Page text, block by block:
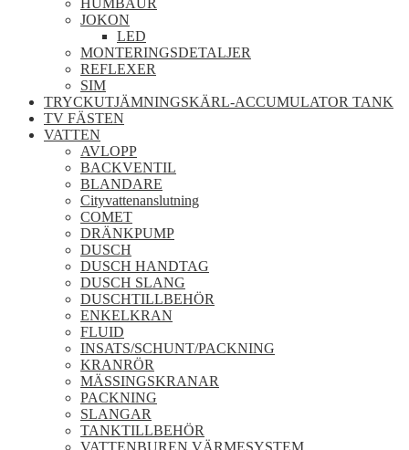
JOKON
LED
MONTERINGSDETALJER
REFLEXER
SIM
TRYCKUTJÄMNINGSKÄRL-ACCUMULATOR TANK
TV FÄSTEN
VATTEN
AVLOPP
BACKVENTIL
BLANDARE
Cityvattenanslutning
COMET
DRÄNKPUMP
DUSCH
DUSCH HANDTAG
DUSCH SLANG
DUSCHTILLBEHÖR
ENKELKRAN
FLUID
INSATS/SCHUNT/PACKNING
KRANRÖR
MÄSSINGSKRANAR
PACKNING
SLANGAR
TANKTILLBEHÖR
VATTENBUREN VÄRMESYSTEM